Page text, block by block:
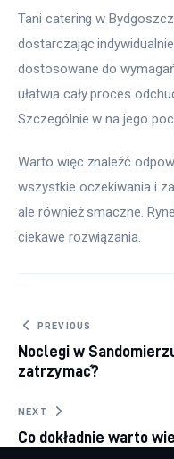
Tani catering w
dostarczając
dostosowane do
ułatwia cały proces
Szczególnie w na jego
Warto więc znaleźć
wszystkie oczekiwania i
ale również smaczne.
ciekawe rozwiązania.
Nawigacja wpisu
PREVIOUS
Noclegi w
zatrzymać?
NEXT
Co dokładnie warto